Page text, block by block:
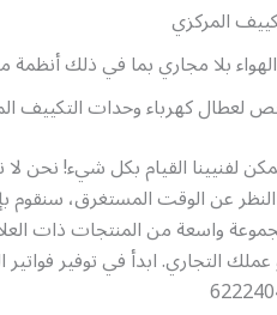
المركزي
بلا مجاري بما في ذلك
لعطال كهرباء وحدات التكييف
لفنيينا القيام بكل شيء! نحن
عن الوقت المستغرق،
واسعة من المنتجات ذات
عملك التجاري. ابدأ في توفير